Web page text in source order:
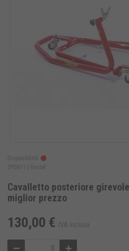
Disponibilità:
CPG611 |
Bastef
Cavalletto posteriore
miglior prezzo
130,00 € IVA inclusa